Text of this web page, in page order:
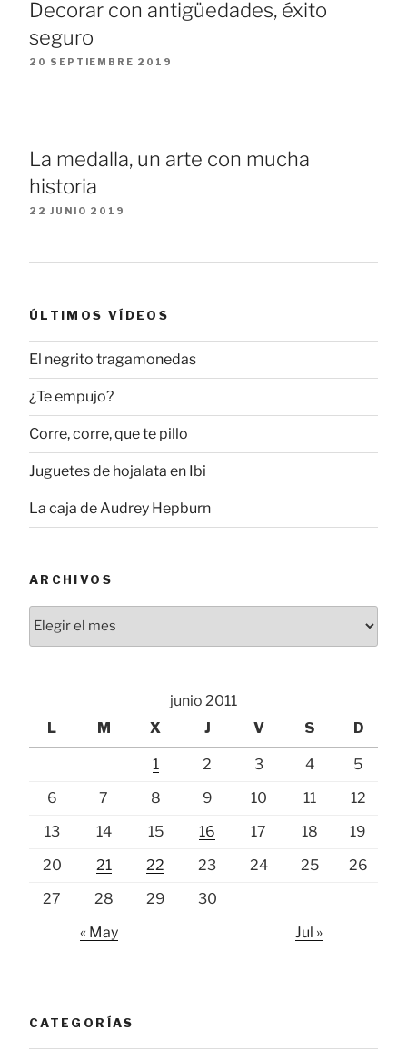
Decorar con antigüedades, éxito
seguro
20 SEPTIEMBRE 2019
La medalla, un arte con mucha
historia
22 JUNIO 2019
ÚLTIMOS VÍDEOS
El negrito tragamonedas
¿Te empujo?
Corre, corre, que te pillo
Juguetes de hojalata en Ibi
La caja de Audrey Hepburn
ARCHIVOS
junio 2011
L
M X J V S D
1 2 3 4
5
6
7 8 9 10 11
12
13
14 15 16 17 18
19
20
21 22 23 24 25
26
27
28 29
30
« May
Jul »
CATEGORÍAS